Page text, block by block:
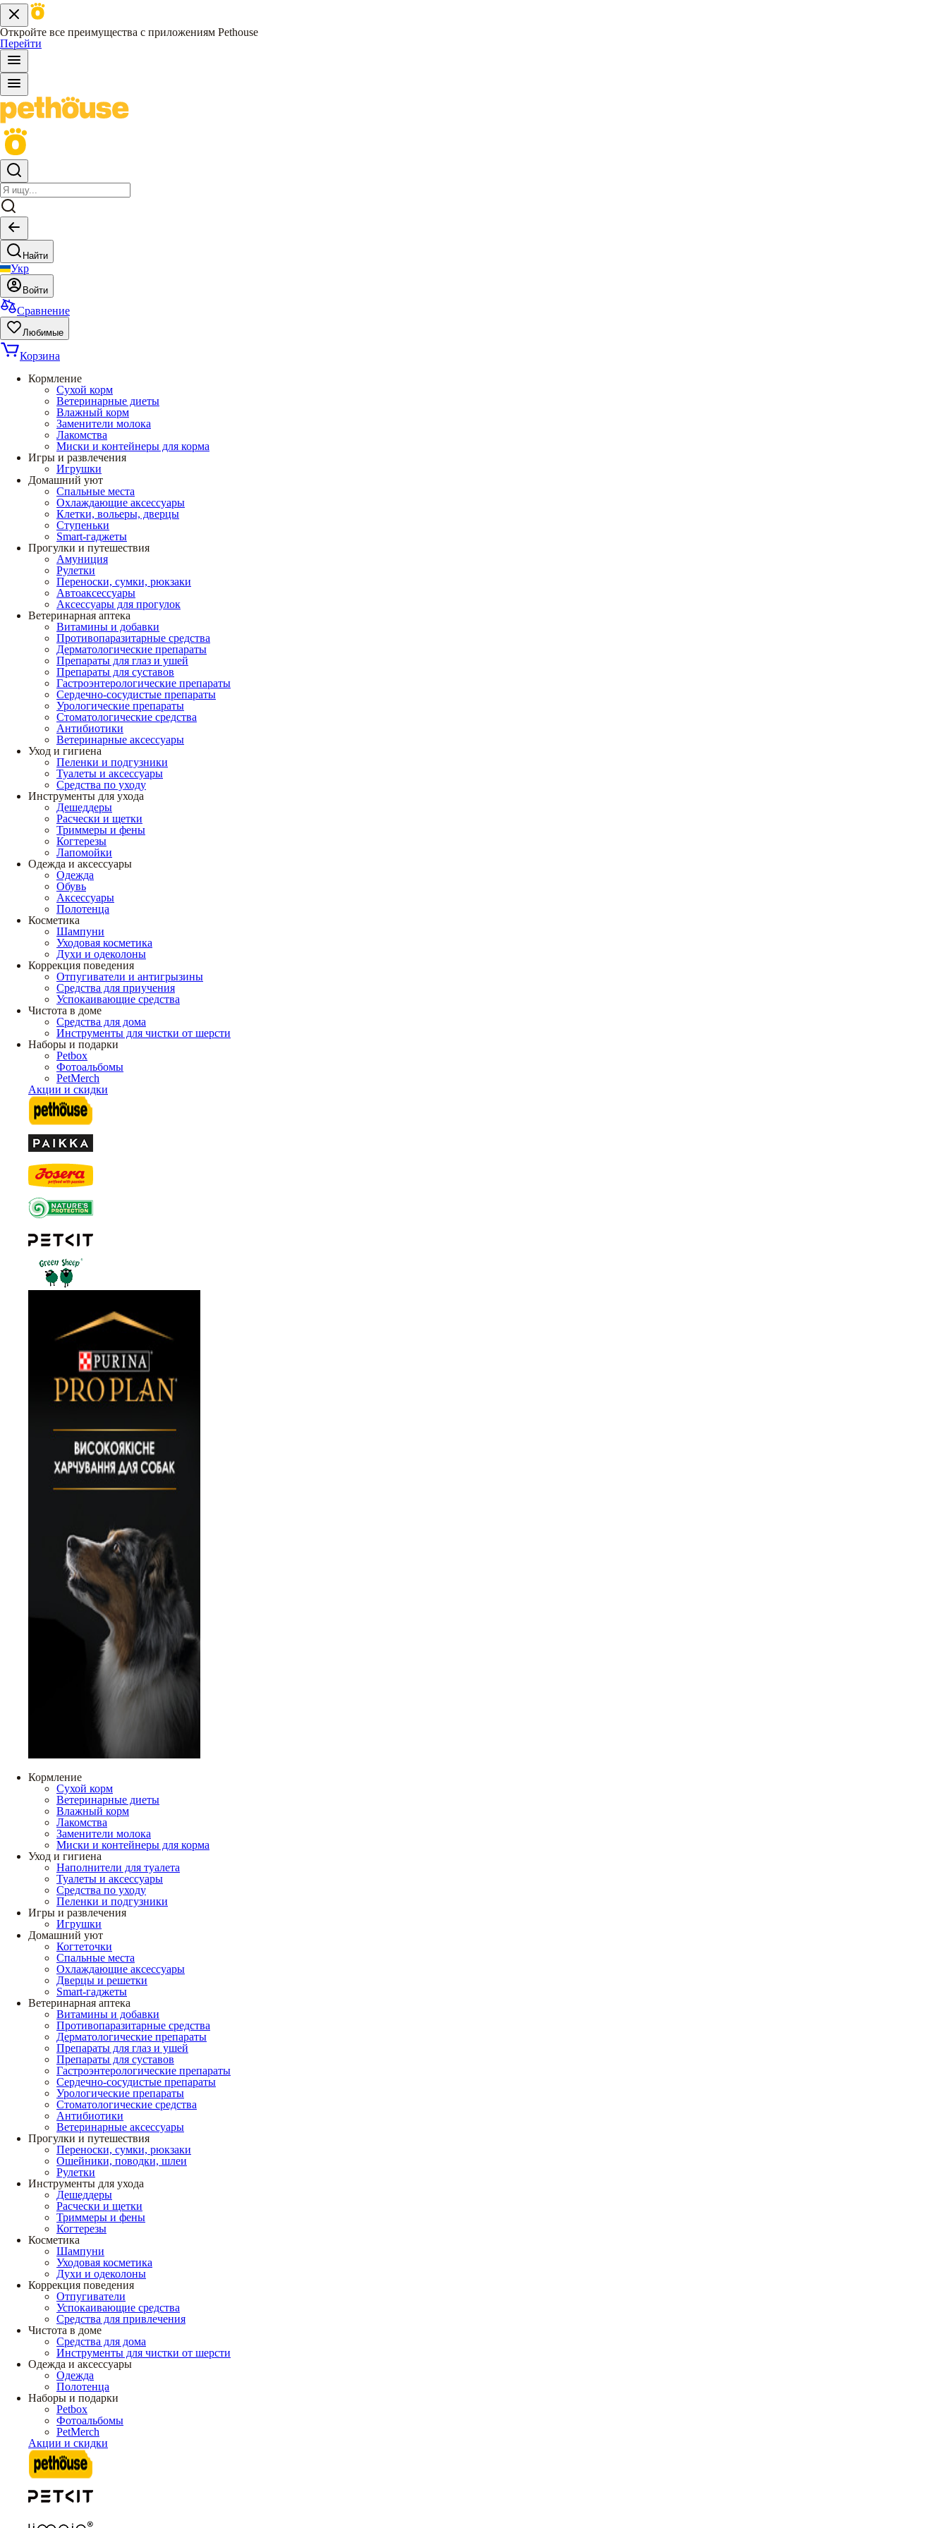
Откройте все преимущества с приложениям Pethouse
Перейти
Найти
Укр
Войти
Сравнение
Любимые
Корзина
Кормление
Сухой корм
Ветеринарные диеты
Влажный корм
Заменители молока
Лакомства
Миски и контейнеры для корма
Игры и развлечения
Игрушки
Домашний уют
Спальные места
Охлаждающие аксессуары
Клетки, вольеры, дверцы
Ступеньки
Smart-гаджеты
Прогулки и путешествия
Амуниция
Рулетки
Переноски, сумки, рюкзаки
Автоаксессуары
Аксессуары для прогулок
Ветеринарная аптека
Витамины и добавки
Противопаразитарные средства
Дерматологические препараты
Препараты для глаз и ушей
Препараты для суставов
Гастроэнтерологические препараты
Сердечно-сосудистые препараты
Урологические препараты
Стоматологические средства
Антибиотики
Ветеринарные аксессуары
Уход и гигиена
Пеленки и подгузники
Туалеты и аксессуары
Средства по уходу
Инструменты для ухода
Дешеддеры
Расчески и щетки
Триммеры и фены
Когтерезы
Лапомойки
Одежда и аксессуары
Одежда
Обувь
Аксессуары
Полотенца
Косметика
Шампуни
Уходовая косметика
Духи и одеколоны
Коррекция поведения
Отпугиватели и антигрызины
Средства для приучения
Успокаивающие средства
Чистота в доме
Средства для дома
Инструменты для чистки от шерсти
Наборы и подарки
Petbox
Фотоальбомы
PetMerch
Акции и скидки
Кормление
Сухой корм
Ветеринарные диеты
Влажный корм
Лакомства
Заменители молока
Миски и контейнеры для корма
Уход и гигиена
Наполнители для туалета
Туалеты и аксессуары
Средства по уходу
Пеленки и подгузники
Игры и развлечения
Игрушки
Домашний уют
Когтеточки
Спальные места
Охлаждающие аксессуары
Дверцы и решетки
Smart-гаджеты
Ветеринарная аптека
Витамины и добавки
Противопаразитарные средства
Дерматологические препараты
Препараты для глаз и ушей
Препараты для суставов
Гастроэнтерологические препараты
Сердечно-сосудистые препараты
Урологические препараты
Стоматологические средства
Антибиотики
Ветеринарные аксессуары
Прогулки и путешествия
Переноски, сумки, рюкзаки
Ошейники, поводки, шлеи
Рулетки
Инструменты для ухода
Дешеддеры
Расчески и щетки
Триммеры и фены
Когтерезы
Косметика
Шампуни
Уходовая косметика
Духи и одеколоны
Коррекция поведения
Отпугиватели
Успокаивающие средства
Средства для привлечения
Чистота в доме
Средства для дома
Инструменты для чистки от шерсти
Одежда и аксессуары
Одежда
Полотенца
Наборы и подарки
Petbox
Фотоальбомы
PetMerch
Акции и скидки